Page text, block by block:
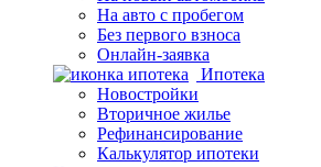
На авто с пробегом
Без первого взноса
Онлайн-заявка
Ипотека
Новостройки
Вторичное жилье
Рефинансирование
Калькулятор ипотеки